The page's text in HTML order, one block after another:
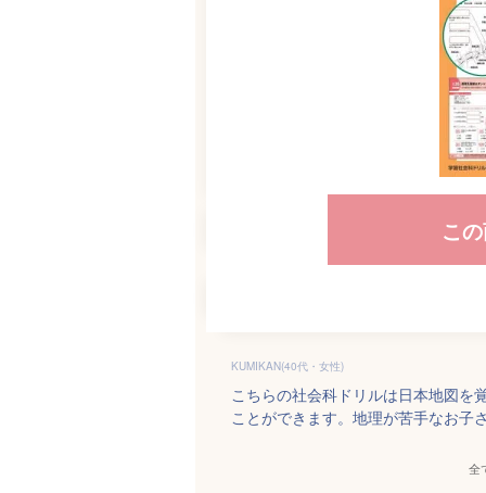
こ
KUMIKAN(40代・女性)
こちらの社会科ドリルは日本地図を
ことができます。地理が苦手なお子
全